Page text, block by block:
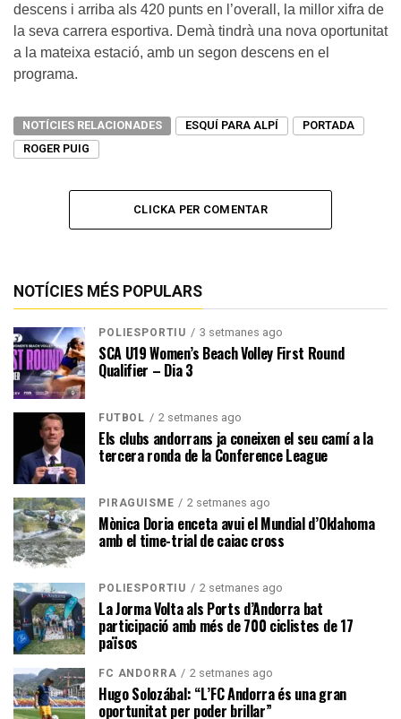
descens i arriba als 420 punts en l’overall, la millor xifra de
la seva carrera esportiva. Demà tindrà una nova oportunitat
a la mateixa estació, amb un segon descens en el
programa.
NOTÍCIES RELACIONADES ESQUÍ PARA ALPÍ
PORTADA
ROGER PUIG
CLICKA PER COMENTAR
NOTÍCIES MÉS POPULARS
POLIESPORTIU 3 setmanes ago
SCA U19 Women’s Beach Volley First Round
Qualifier – Dia 3
FUTBOL 2 setmanes ago
Els clubs andorrans ja coneixen el seu camí a la
tercera ronda de la Conference League
PIRAGÜISME 2 setmanes ago
Mònica Doria enceta avui el Mundial d’Oklahoma
amb el time-trial de caiac cross
POLIESPORTIU 2 setmanes ago
La Jorma Volta als Ports d’Andorra bat
participació amb més de 700 ciclistes de 17
països
FC ANDORRA 2 setmanes ago
Hugo Solozábal: “L’FC Andorra és una gran
oportunitat per poder brillar”